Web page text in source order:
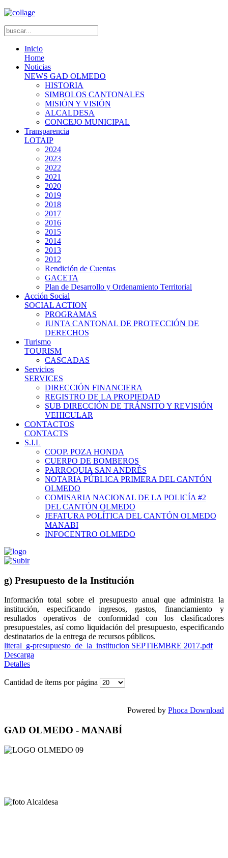
Inicio
Home
Noticias
NEWS GAD OLMEDO
HISTORIA
SIMBOLOS CANTONALES
MISIÓN Y VISIÓN
ALCALDESA
CONCEJO MUNICIPAL
Transparencia
LOTAIP
2024
2023
2022
2021
2020
2019
2018
2017
2016
2015
2014
2013
2012
Rendición de Cuentas
GACETA
Plan de Desarrollo y Ordenamiento Territorial
Acción Social
SOCIAL ACTION
PROGRAMAS
JUNTA CANTONAL DE PROTECCIÓN DE
DERECHOS
Turismo
TOURISM
CASCADAS
Servicios
SERVICES
DIRECCIÓN FINANCIERA
REGISTRO DE LA PROPIEDAD
SUB DIRECCIÓN DE TRÁNSITO Y REVISIÓN
VEHICULAR
CONTACTOS
CONTACTS
S.I.L
COOP. POZA HONDA
CUERPO DE BOMBEROS
PARROQUIA SAN ANDRÉS
NOTARIA PÚBLICA PRIMERA DEL CANTÓN
OLMEDO
COMISARIA NACIONAL DE LA POLICÍA #2
DEL CANTÓN OLMEDO
JEFATURA POLÍTICA DEL CANTÓN OLMEDO
MANABI
INFOCENTRO OLMEDO
g) Presupuesto de la Institución
Información total sobre el presupuesto anual que administra la
institución, especificando ingresos, gastos, financiamiento y
resultados operativos de conformidad con los clasificadores
presupuestales, así como liquidación del presupuesto, especificando
destinatarios de la entrega de recursos públicos.
literal_g-presupuesto_de_la_institucion SEPTIEMBRE 2017.pdf
Descarga
Detalles
Cantidad de ítems por página
Powered by Phoca Download
GAD OLMEDO - MANABÍ